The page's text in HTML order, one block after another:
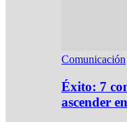
Comunicación
Éxito: 7
ascender